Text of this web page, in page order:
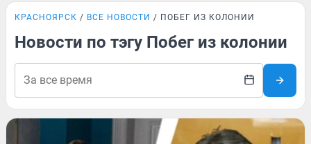
КРАСНОЯРСК ВСЕ НОВОСТИ ПОБЕГ ИЗ КОЛОНИИ
Новости по тэгу Побег из колонии